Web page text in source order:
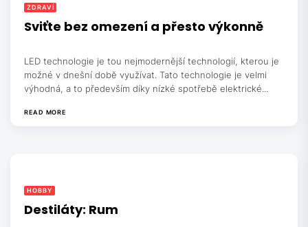
ZDRAVÍ
Sviťte bez omezení a přesto výkonně
LED technologie je tou nejmodernější technologií, kterou je
možné v dnešní době využívat. Tato technologie je velmi
výhodná, a to především díky nízké spotřebě elektrické...
READ MORE
HOBBY
Destiláty: Rum